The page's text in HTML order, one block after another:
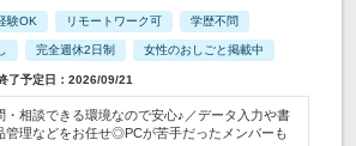
験OK リモートワーク可 学歴不問
完全週休2日制 女性のおしごと掲載中
予定日：2026/09/21
・相談できる環境なので安心♪／データ入力や書
管理などをお任せ◎PCが苦手だったメンバーも